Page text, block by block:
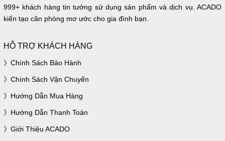
999+ khách hàng tin tưởng sử dụng sản phẩm và dịch vụ. ACADO
kiến tạo căn phòng mơ ước cho gia đình bạn.
HỖ TRỢ KHÁCH HÀNG
Chính Sách Bảo Hành
Chính Sách Vận Chuyển
Hướng Dẫn Mua Hàng
Hướng Dẫn Thanh Toán
Giới Thiệu ACADO